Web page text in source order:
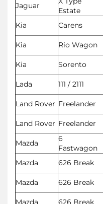
Jaguar
Estate
Kia
Carens
Kia
Rio Wagon
Kia
Sorento
Lada
111 / 2111
Land Rover Freelander
Land Rover Freelander
Mazda
6
Fastwagon
Mazda
626 Break
Mazda
626 Break
Mazda
626 Break